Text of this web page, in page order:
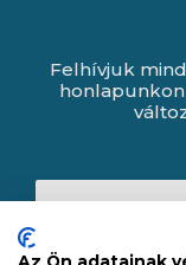
Felhívjuk